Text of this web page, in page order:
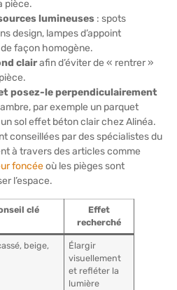
pièce.
lumineuses : spots
design, lampes d’appoint
façon homogène.
clairafin d’éviter de « rentrer »
posez-le perpendiculairement
par exemple un parquet
sol effet béton clair chez Alinéa.
conseillées par des spécialistes du
à travers des articles comme
foncéeoù les pièges sont
l’espace.
clé
Effet
recherché
beige,
Élargir
visuellement
et refléter la
lumière